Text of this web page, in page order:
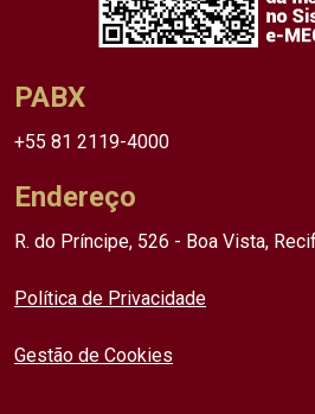
PABX
+55 81 2119-4000
Endereço
R. do Príncipe, 526 - Boa Vista,
Política de Privacidade
Gestão de Cookies